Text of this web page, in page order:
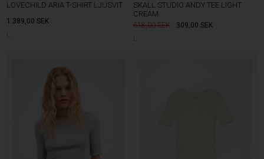
LOVECHILD ARIA T-SHIRT LJUSVIT
1.389,00 SEK
L
SKALL STUDIO ANDY TEE LIGHT
CREAM
618,00 309,00 SEK